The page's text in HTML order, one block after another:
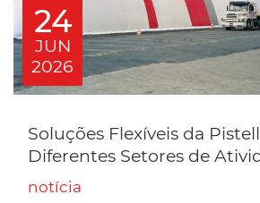
24
JUN
2026
Soluções Flexíveis da
Diferentes Setores de
notícia